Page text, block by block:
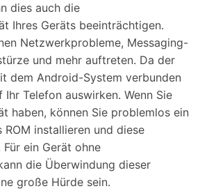
dies auch die
Ihres Geräts beeinträchtigen.
Netzwerkprobleme, Messaging-
und mehr auftreten. Da der
dem Android-System verbunden
Ihr Telefon auswirken. Wenn Sie
haben, können Sie problemlos ein
installieren und diese
ein Gerät ohne
die Überwindung dieser
große Hürde sein.